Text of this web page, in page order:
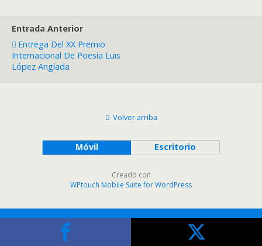
Entrada Anterior
Entrega Del XX Premio
Internacional De Poesía Luis
López Anglada
Volver arriba
Móvil Escritorio
Creado con
WPtouch Mobile Suite for WordPress